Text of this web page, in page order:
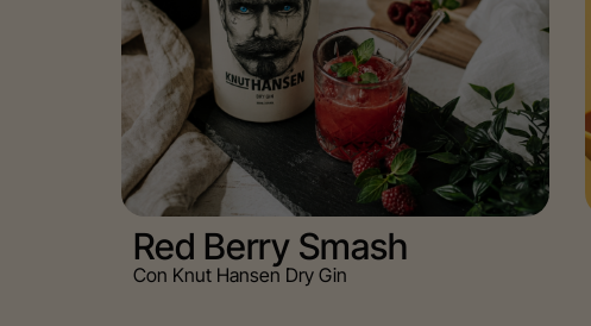
Red Berry Smash
Con Knut Hansen Dry Gin